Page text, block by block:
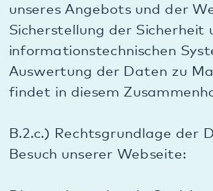
und damit die weitere
genannten Daten verhindern.
B.3. Verwendung des Analyse-Tools
(ehemals PIWIK)
Auf dieser Website werden mit